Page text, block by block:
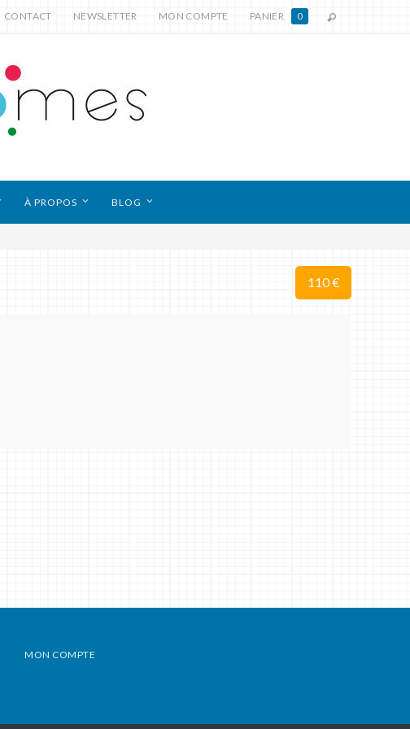
CONTACT NEWSLETTER MON COMPTE PANIER 0
À PROPOS BLOG
110 €
MON COMPTE